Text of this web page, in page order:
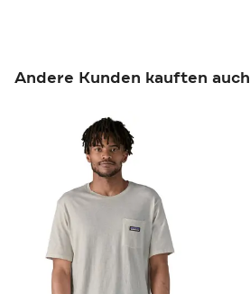
Andere Kunden kauften auch